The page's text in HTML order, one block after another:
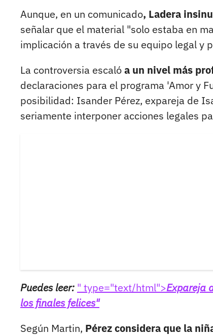
Aunque, en un comunicado, Ladera
señalar que el material "solo estaba en
implicación a través de su equipo legal y
La controversia escalóa un nivel más
declaraciones para el programa 'Amor y
posibilidad: Isander Pérez, expareja de
seriamente interponer acciones legales
Puedes leer: " type="text/html">Expareja
los finales felices"
Según Martin, Pérez considera que la